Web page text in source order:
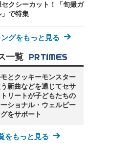
セクシーカット！「旬撮ガ
」で特集
グをもっと見る
一覧
とクッキーモンスター
新曲などを通じてセサ
トリートが子どもたちの
ショナル・ウェルビー
をサポート
をもっと見る